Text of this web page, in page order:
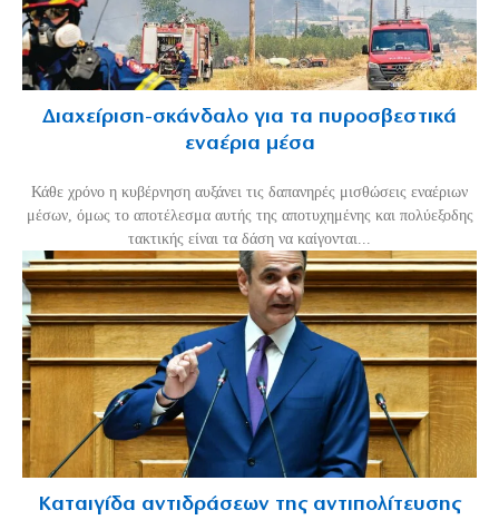
Διαχείριση-σκάνδαλο για τα πυροσβεστικά
εναέρια μέσα
Κάθε χρόνο η κυβέρνηση αυξάνει τις δαπανηρές μισθώσεις εναέριων
μέσων, όμως το αποτέλεσμα αυτής της αποτυχημένης και πολύεξοδης
τακτικής είναι τα δάση να καίγονται...
Καταιγίδα αντιδράσεων της αντιπολίτευσης